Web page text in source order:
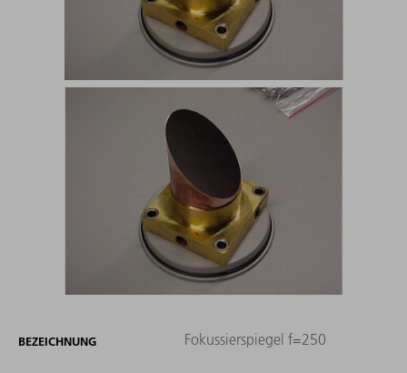
BEZEICHNUNG Fokussierspiegel f=250